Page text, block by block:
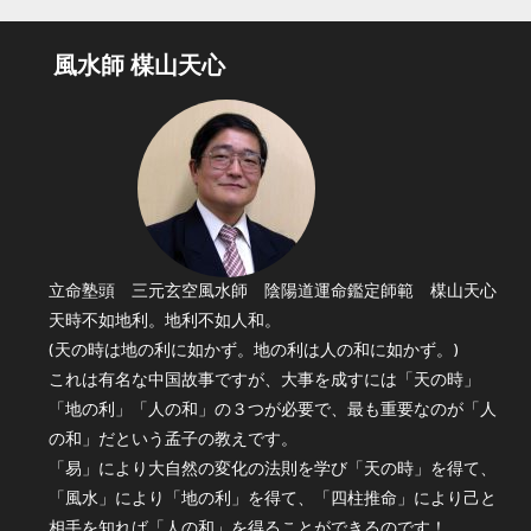
風水師 楳山天心
立命塾頭 三元玄空風水師 陰陽道運命鑑定師範 楳山天心
天時不如地利。地利不如人和。
(天の時は地の利に如かず。地の利は人の和に如かず。)
これは有名な中国故事ですが、大事を成すには「天の時」
「地の利」「人の和」の３つが必要で、最も重要なのが「人
の和」だという孟子の教えです。
「易」により大自然の変化の法則を学び「天の時」を得て、
「風水」により「地の利」を得て、「四柱推命」により己と